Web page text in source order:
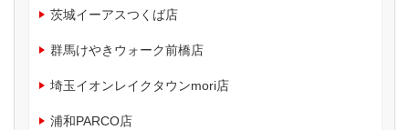
茨城イーアスつくば店
群馬けやきウォーク前橋店
埼玉イオンレイクタウンmori店
浦和PARCO店